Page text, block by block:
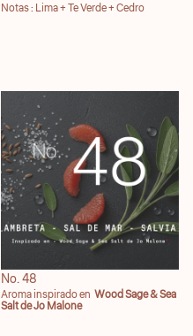
Notas : Lima + Te Verde + Cedro
No. 48
Aroma inspirado en Wood Sage & Sea
Salt de Jo Malone